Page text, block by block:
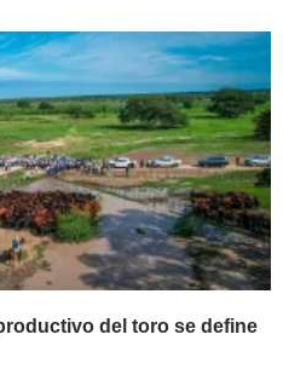
del toro se define